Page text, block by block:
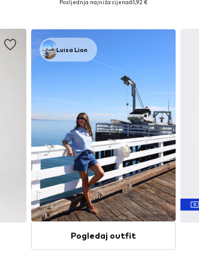
Posljednja najniža cijena:61,92 €
Luisa Lion
Pogledaj outfit